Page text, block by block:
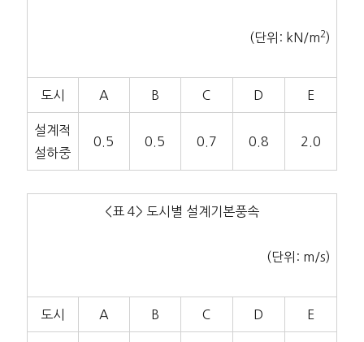
(단위: kN/m2)
도시 A B C D E
설계적
설하중
0.5 0.5 0.7 0.8 2.0
<표 4> 도시별 설계기본풍속
(단위: m/s)
도시 A B C D E